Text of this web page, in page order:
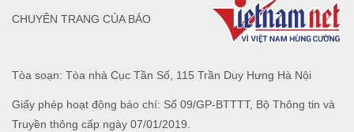
Tòa soạn: Tòa nhà Cục Tần Số, 115 Trần Duy Hưng Hà Nội
Giấy phép hoạt động báo chí: Số 09/GP-BTTTT, Bộ Thông tin và
Truyền thông cấp ngày 07/01/2019.
CHUYÊN TRANG CỦA BÁO